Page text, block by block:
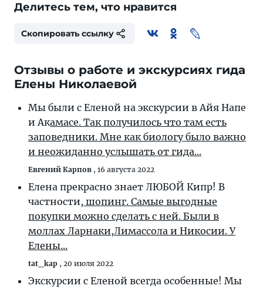
Делитесь тем, что нравится
Скопировать ссылку
Отзывы о работе и экскурсиях гида
Елены Николаевой
Мы были с Еленой на экскурсии в Айя Напе
и Акамасе. Так получилось что там есть
заповедники. Мне как биологу было важно
и неожиданно услышать от гида...
Евгений Карпов , 16 августа 2022
Елена прекрасно знает ЛЮБОЙ Кипр! В
частности, шопинг. Самые выгодные
покупки можно сделать с ней. Были в
моллах Ларнаки,Лимассола и Никосии. У
Елены...
tat_kap , 20 июля 2022
Экскурсии с Еленой всегда особенные! Мы